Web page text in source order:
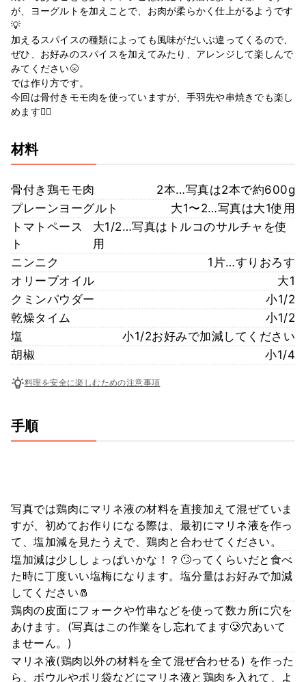
が、ヨーグルトを加えことで、お肉が柔らかく仕上がるようです
💡
加えるスパイスの種類によっても風味がだいぶ違ってくるので、
ぜひ、お好みのスパイスを加えてみたり、アレンジして楽しんで
みてください🌝
では作り方です。
今回は骨付きモモ肉を使っていますが、手羽先や串焼きでも楽し
めます✌🏻
材料
骨付き鶏モモ肉
2本…写真は2本で約600g
プレーンヨーグルト
大1〜2…写真は大1使用
トマトペース
ト
大1/2…写真はトルコのサルチャを使
用
ニンニク
1片…すりおろす
オリーブオイル
大1
クミンパウダー
小1/2
乾燥タイム
小1/2
塩
小1/2お好みで加減してください
胡椒
小1/4
料理を安全に楽しむための注意事項
手順
写真では鶏肉にマリネ液の材料を直接加えて混ぜていま
すが、初めてお作りになる際は、最初にマリネ液を作っ
て、塩加減を見たうえで、鶏肉と合わせてください。
塩加減は少ししょっぱいかな！？🙄ってくらいだと食べ
た時に丁度いい塩梅になります。塩分量はお好みで加減
してください🧂
鶏肉の皮面にフォークや竹串などを使って数カ所に穴を
あけます。(写真はこの作業をし忘れてます🥲穴あいて
ませーん。)
マリネ液(鶏肉以外の材料を全て混ぜ合わせる) を作った
ら、ボウルやポリ袋などにマリネ液と鶏肉を入れて、よ